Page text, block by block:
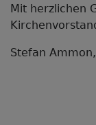
Mit herzlichen
Stefan